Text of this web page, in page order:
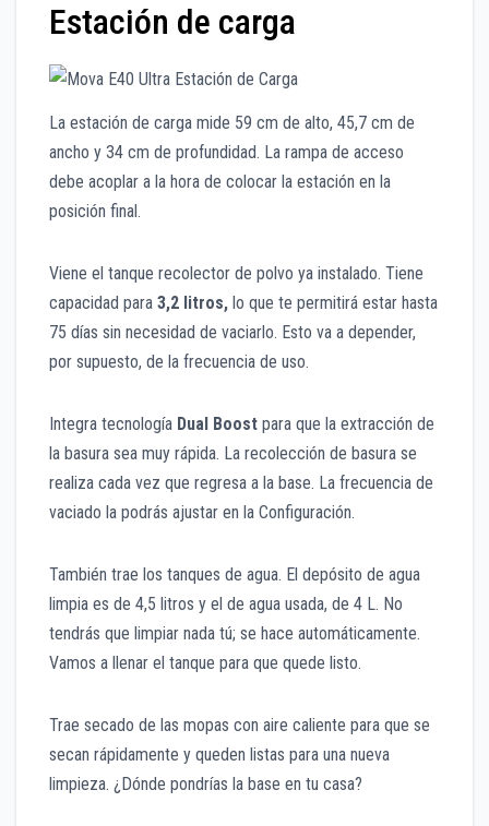
Estación de carga
La estación de carga mide 59 cm de alto, 45,7 cm de
ancho y 34 cm de profundidad. La rampa de acceso
debe acoplar a la hora de colocar la estación en la
posición final.
Viene el tanque recolector de polvo ya instalado. Tiene
capacidad para 3,2 litros, lo que te permitirá estar hasta
75 días sin necesidad de vaciarlo. Esto va a depender,
por supuesto, de la frecuencia de uso.
Integra tecnología Dual Boost para que la extracción de
la basura sea muy rápida. La recolección de basura se
realiza cada vez que regresa a la base. La frecuencia de
vaciado la podrás ajustar en la Configuración.
También trae los tanques de agua. El depósito de agua
limpia es de 4,5 litros y el de agua usada, de 4 L. No
tendrás que limpiar nada tú; se hace automáticamente.
Vamos a llenar el tanque para que quede listo.
Trae secado de las mopas con aire caliente para que se
secan rápidamente y queden listas para una nueva
limpieza. ¿Dónde pondrías la base en tu casa?